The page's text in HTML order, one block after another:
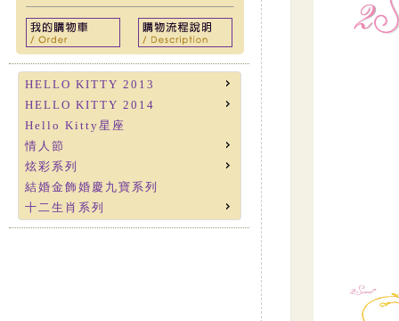
HELLO KITTY 2013
HELLO KITTY 2014
Hello Kitty星座
情人節
炫彩系列
結婚金飾婚慶九寶系列
十二生肖系列